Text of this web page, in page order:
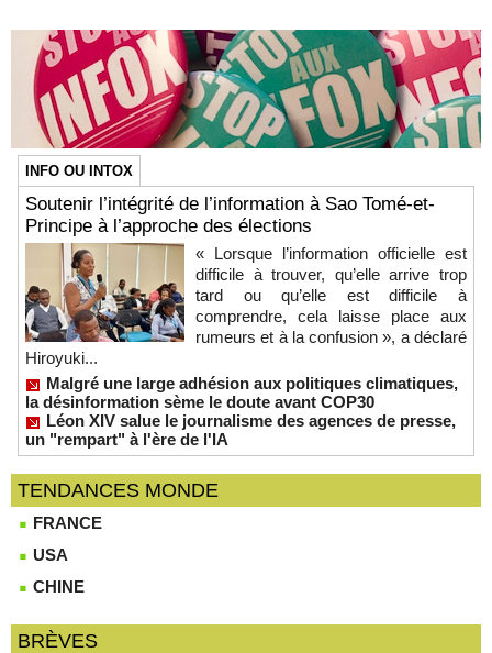
INFO OU INTOX
Soutenir l’intégrité de l’information à Sao Tomé-et-
Principe à l’approche des élections
« Lorsque l’information officielle est
difficile à trouver, qu’elle arrive trop
tard ou qu’elle est difficile à
comprendre, cela laisse place aux
rumeurs et à la confusion », a déclaré
Hiroyuki...
Malgré une large adhésion aux politiques climatiques,
la désinformation sème le doute avant COP30
Léon XIV salue le journalisme des agences de presse,
un "rempart" à l'ère de l'IA
TENDANCES MONDE
FRANCE
USA
CHINE
BRÈVES